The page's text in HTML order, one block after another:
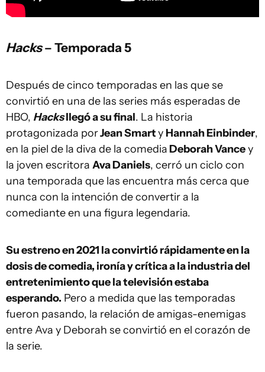
Hacks– Temporada 5
Después de cinco temporadas en las que se
convirtió en una de las series más esperadas de
HBO, Hacksllegó a su final. La historia
protagonizada porJean Smarty Hannah Einbinder,
en la piel de la diva de la comedia Deborah Vancey
la joven escritora Ava Daniels, cerró un ciclo con
una temporada que las encuentra más cerca que
nunca con la intención de convertir a la
comediante en una figura legendaria.
Su estreno en 2021 la convirtió rápidamente en la
dosis de comedia, ironía y crítica a la industria del
entretenimiento que la televisión estaba
esperando. Pero a medida que las temporadas
fueron pasando, la relación de amigas-enemigas
entre Ava y Deborah se convirtió en el corazón de
la serie.